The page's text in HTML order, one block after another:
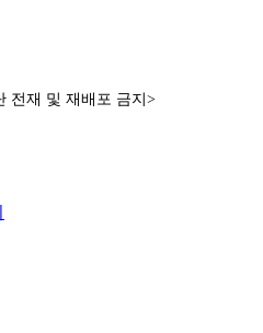
전재 및 재배포 금지>